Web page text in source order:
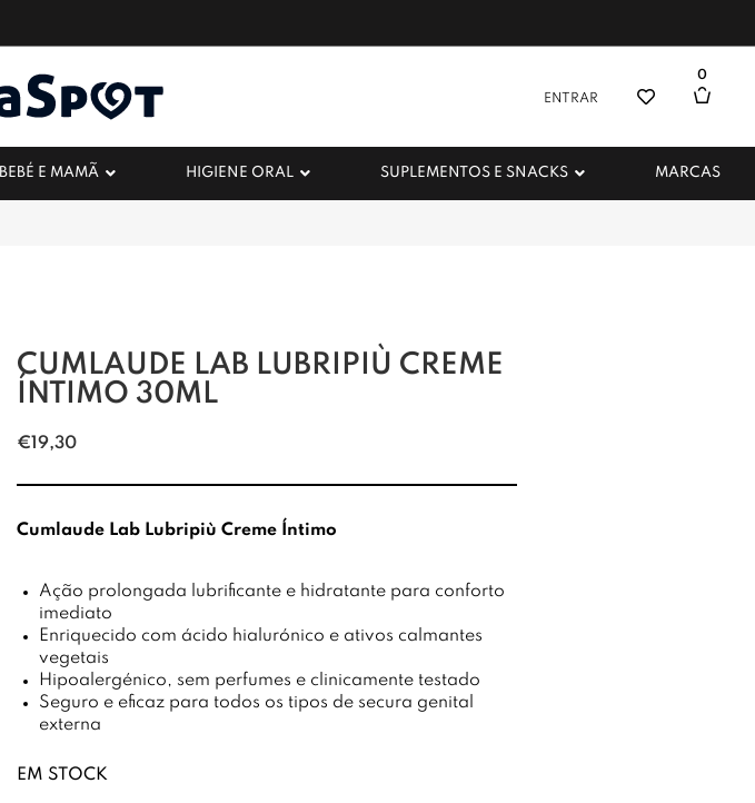
ENTRAR
0
BEBÉ E MAMÃ HIGIENE ORAL SUPLEMENTOS E SNACKS MARCAS
CUMLAUDE LAB LUBRIPIÙ CREME
ÍNTIMO 30ML
€19,30
Cumlaude Lab Lubripiù Creme Íntimo
Ação prolongada lubrificante e hidratante para conforto
imediato
Enriquecido com ácido hialurónico e ativos calmantes
vegetais
Hipoalergénico, sem perfumes e clinicamente testado
Seguro e eficaz para todos os tipos de secura genital
externa
EM STOCK